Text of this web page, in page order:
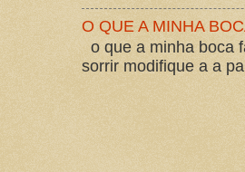
O QUE A MINHA
o que a minha boca
sorrir modifique a a